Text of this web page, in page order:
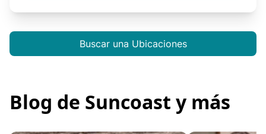
Buscar una Ubicaciones
Blog de Suncoast y más